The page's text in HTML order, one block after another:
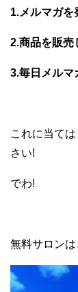
1.メルマガを
2.商品を販売
3.毎日メルマ
これに当て
さい!
でわ!
無料サロンは